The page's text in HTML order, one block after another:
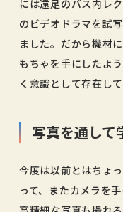
には遠足のバス内レ
のビデオドラマを試
ました。だから機材
もちゃを手にしたよ
く意識として存在し
写真を通して
今度は以前とはちょ
って、またカメラを